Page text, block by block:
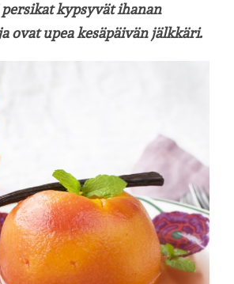
kypsyvät ihanan
ovat upea kesäpäivän jälkkäri.